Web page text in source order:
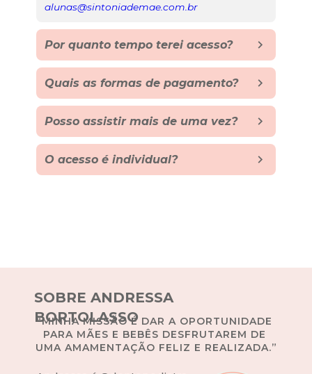
alunas@sintoniademae.com.br
Por quanto tempo terei acesso?
Quais as formas de pagamento?
Posso assistir mais de uma vez?
O acesso é individual?
SOBRE ANDRESSA
BORTOLASSO
“MINHA MISSÃO É DAR A OPORTUNIDADE
PARA MÃES E BEBÊS DESFRUTAREM DE
UMA AMAMENTAÇÃO FELIZ E REALIZADA.”